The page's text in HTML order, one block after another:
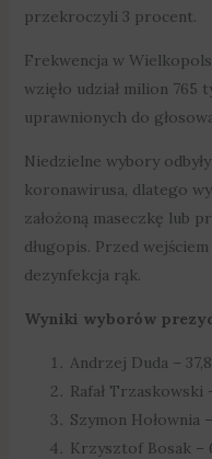
przekroczyli 3 procent.
Frekwencja w
wzięło udział milion 765
uprawnionych do
Niedzielne wybory
koronawirusa, dlatego
założoną maseczkę lub
długopis. Przed
dezynfekcja rąk.
Wyniki wyborów
Andrzej Duda –
Rafał Trzaskowski
Szymon Hołownia
Krzysztof Bosak –